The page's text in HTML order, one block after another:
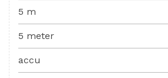
5 m
5 meter
accu